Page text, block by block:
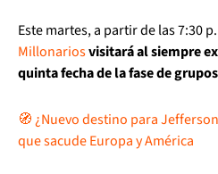
Este martes, a partir de las 7:30
Millonariosvisitará al siempre
quinta fecha de la fase de
🧭 ¿Nuevo destino para
que sacude Europa y América